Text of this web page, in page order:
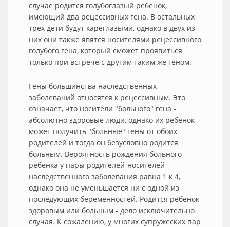
случае родится голубоглазый ребенок,
имеющий два рецессивных гена. В остальных
трех дети будут кареглазыми, однако в двух из
них они также явятся носителями рецессивного
голубого гена, который сможет проявиться
только при встрече с другим таким же геном.
Гены большинства наследственных
заболеваний относятся к рецессивным. Это
означает, что носители "больного" гена -
абсолютно здоровые люди, однако их ребенок
может получить "больные" гены от обоих
родителей и тогда он безусловно родится
больным. Вероятность рождения больного
ребенка у пары родителей-носителей
наследственного заболевания равна 1 к 4,
однако она не уменьшается ни с одной из
последующих беременностей. Родится ребенок
здоровым или больным - дело исключительно
случая. К сожалению, у многих супружеских пар